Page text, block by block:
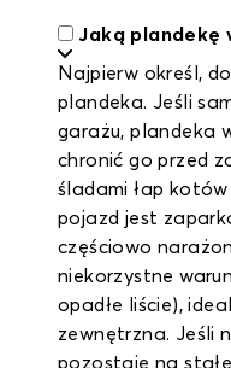
Jaką plandekę
Najpierw określ,
plandeka. Jeśli
garażu, plandeka
chronić go przed
śladami łap kotów
pojazd jest
częściowo
niekorzystne
opadłe liście),
zewnętrzna. Jeśli
pozostaje na